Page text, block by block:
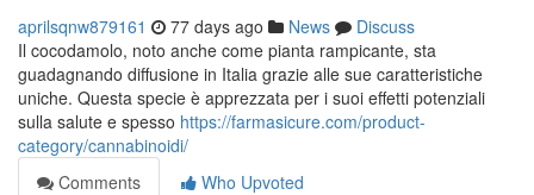
aprilsqnw879161 77 days ago News
Discuss
Il cocodamolo, noto anche come pianta rampicante, sta
guadagnando diffusione in Italia grazie alle sue caratteristiche
uniche. Questa specie è apprezzata per i suoi effetti potenziali
sulla salute e spesso https://farmasicure.com/product-
category/cannabinoidi/
Comments
Who Upvoted